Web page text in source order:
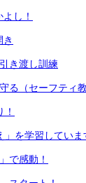
し！
き渡し訓練
（セーフティ教
を学習していま
で感動！